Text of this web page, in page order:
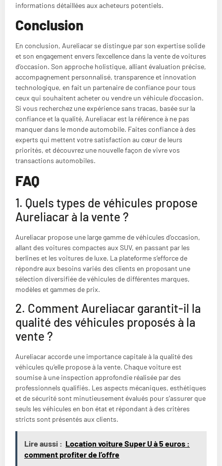
informations détaillées aux acheteurs potentiels.
Conclusion
En conclusion, Aureliacar se distingue par son expertise solide
et son engagement envers l’excellence dans la vente de voitures
d’occasion. Son approche holistique, alliant évaluation précise,
accompagnement personnalisé, transparence et innovation
technologique, en fait un partenaire de confiance pour tous
ceux qui souhaitent acheter ou vendre un véhicule d’occasion.
Si vous recherchez une expérience sans tracas, basée sur la
confiance et la qualité, Aureliacar est la référence à ne pas
manquer dans le monde automobile. Faites confiance à des
experts qui mettent votre satisfaction au cœur de leurs
priorités, et découvrez une nouvelle façon de vivre vos
transactions automobiles.
FAQ
1. Quels types de véhicules propose
Aureliacar à la vente ?
Aureliacar propose une large gamme de véhicules d’occasion,
allant des voitures compactes aux SUV, en passant par les
berlines et les voitures de luxe. La plateforme s’efforce de
répondre aux besoins variés des clients en proposant une
sélection diversifiée de véhicules de différentes marques,
modèles et gammes de prix.
2. Comment Aureliacar garantit-il la
qualité des véhicules proposés à la
vente ?
Aureliacar accorde une importance capitale à la qualité des
véhicules qu’elle propose à la vente. Chaque voiture est
soumise à une inspection approfondie réalisée par des
professionnels qualifiés. Les aspects mécaniques, esthétiques
et de sécurité sont minutieusement évalués pour s’assurer que
seuls les véhicules en bon état et répondant à des critères
stricts sont présentés aux clients.
Lire aussi : Location voiture Super U à 5 euros :
comment profiter de l’offre